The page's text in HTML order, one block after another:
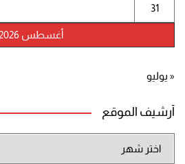
أغسطس 2026
31
« يوليو
أرشيف الموقع
الموقع